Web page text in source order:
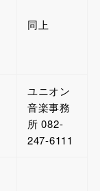
同上
ユニオン
音楽事務
所 082-
247-6111